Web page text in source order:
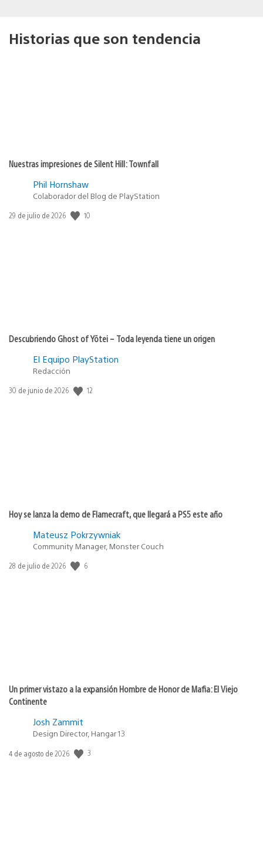
Historias que son tendencia
Nuestras impresiones de Silent Hill: Townfall
Phil Hornshaw
Colaborador del Blog de PlayStation
Fecha
29 de julio de 2026 10
Descubriendo Ghost of Yōtei – Toda leyenda tiene un origen
El Equipo PlayStation
Redacción
Fecha
30 de junio de 2026 12
Hoy se lanza la demo de Flamecraft, que llegará a PS5 este año
Mateusz Pokrzywniak
Community Manager, Monster Couch
Fecha
28 de julio de 2026 6
Un primer vistazo a la expansión Hombre de Honor de Mafia: El Viejo
Continente
Josh Zammit
Design Director, Hangar 13
Fecha
4 de agosto de 2026 3